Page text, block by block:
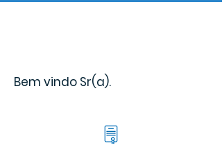
Bem vindo Sr(a).